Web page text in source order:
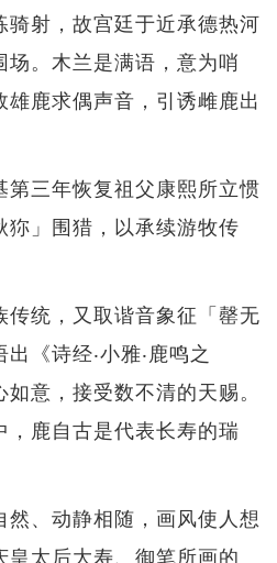
骑射，故宫廷于近承德热河
。木兰是满语，意为哨
鹿求偶声音，引诱雌鹿出
三年恢复祖父康熙所立惯
」围猎，以承续游牧传
统，又取谐音象征「罄无
《诗经‧小雅‧鹿鸣之
意，接受数不清的天赐。
，鹿自古是代表长寿的瑞
、动静相随，画风使人想
太后大寿、御笔所画的